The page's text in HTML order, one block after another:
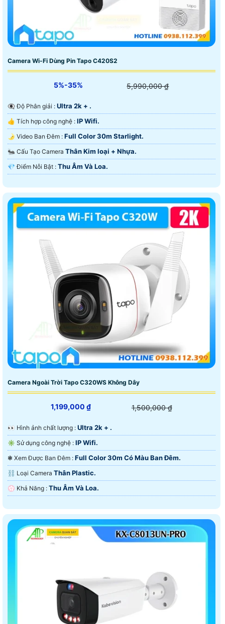
Camera Wi-Fi Dùng Pin Tapo C420S2
5%-35% 5,990,000 ₫
👁️‍🗨 Độ Phân giải : Ultra 2k + .
👍 Tích hợp công nghệ : IP Wifi.
🌛 Video Ban Đêm : Full Color 30m Starlight.
🐜 Cấu Tạo Camera Thân Kim loại + Nhựa.
️💎 Điểm Nỗi Bật : Thu Âm Và Loa.
Camera Ngoài Trời Tapo C320WS Không Dây
1,199,000 ₫ 1,500,000 ₫
️👀 Hình ảnh chất lượng : Ultra 2k + .
✳️ Sử dụng công nghệ : IP Wifi.
❃ Xem Được Ban Đêm : Full Color 30m Có Màu Ban Ðêm.
⛓ Loại Camera Thân Plastic.
️💮 Khả Năng : Thu Âm Và Loa.